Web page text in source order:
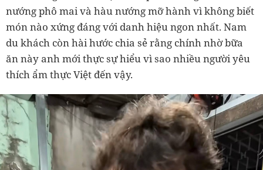
nướng phô mai và hàu nướng mỡ hành vì không biết
món nào xứng đáng với danh hiệu ngon nhất. Nam
du khách còn hài hước chia sẻ rằng chính nhờ bữa
ăn này anh mới thực sự hiểu vì sao nhiều người yêu
thích ẩm thực Việt đến vậy.